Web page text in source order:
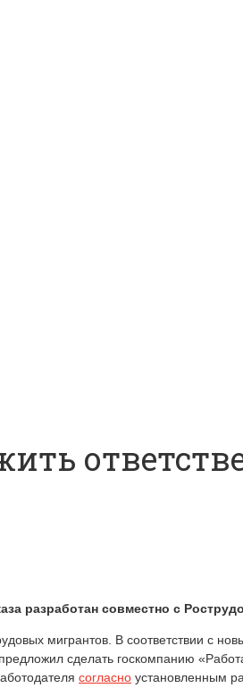
разработан совместно с
мигрантов. В соответствии с
сделать госкомпанию
согласно установленным